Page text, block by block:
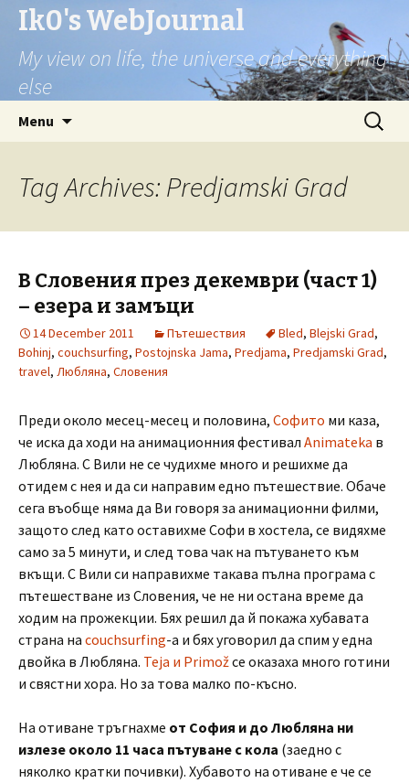
Ik0's WebJournal
My view on life, the universe and everything
else
Menu
Search
for:
Tag Archives: Predjamski Grad
В Словения през декември (част 1)
– езера и замъци
14 December 2011 Пътешествия Bled, Blejski Grad,
Bohinj, couchsurfing, Postojnska Jama, Predjama, Predjamski Grad,
travel, Любляна, Словения
Преди около месец-месец и половина, Софито ми каза,
че иска да ходи на анимационния фестивал Animateka в
Любляна. С Вили не се чудихме много и решихме да
отидем с нея и да си направим едно пътешествие. Обаче
сега въобще няма да Ви говоря за анимационни филми,
защото след като оставихме Софи в хостела, се видяхме
само за 5 минути, и след това чак на пътуването към
вкъщи. С Вили си направихме такава пълна програма с
пътешестване из Словения, че не ни остана време да
ходим на прожекции. Бях решил да й покажа хубавата
страна на couchsurfing-а и бях уговорил да спим у една
двойка в Любляна. Teja и Primožсе оказаха много готини
и свястни хора. Но за това малко по-късно.
На отиване тръгнахме от София и до Любляна ни
излезе около 11 часа пътуване с кола (заедно с
няколко кратки почивки). Хубавото на отиване е че се